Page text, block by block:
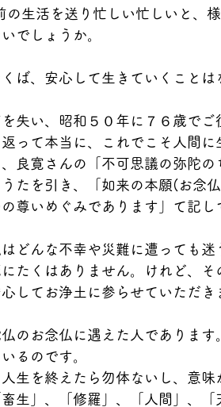
の生活を送り忙しい忙しいと、
でしょうか。
ば、安心して生きていくこと
失い、昭和５０年に７６歳で
って本当に、これでこそ人間
良寛さんの「不可思議の弥陀
たを引き、「如来の本願(お念
尊いめぐみであります」て記し
はどんな不幸や災難に遭っても
たくはありません。けれど、
してお浄土に参らせていただき
のお念仏に遇えた人であります
るのです。
生を終えたら勿体ないし、意味
畜生」、「修羅」、「人間」、